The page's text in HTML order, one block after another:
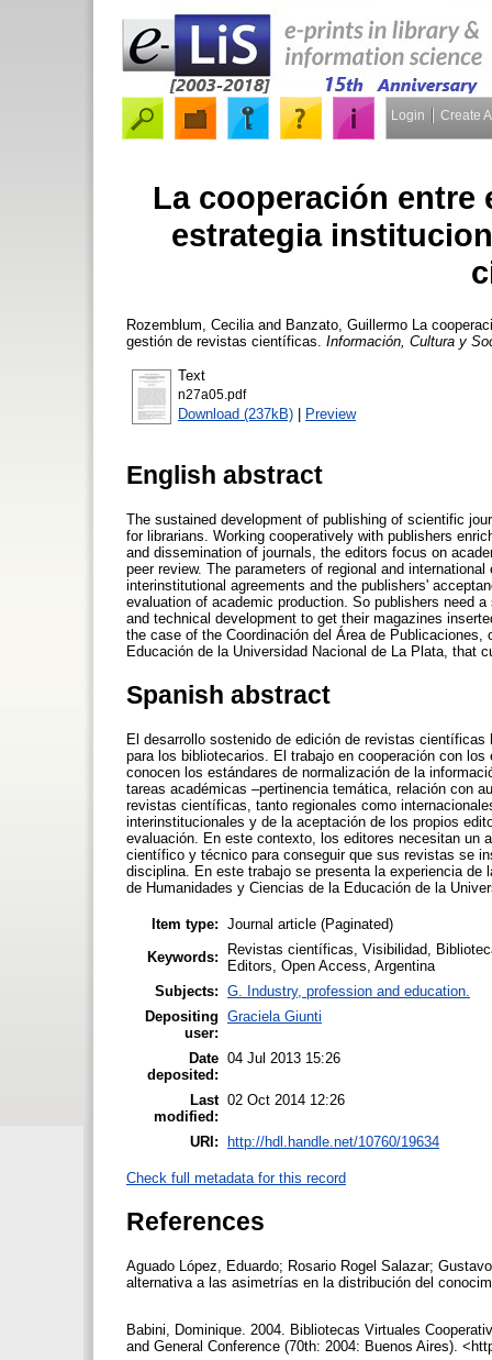
Login Create
La cooperación
estrategia
Rozemblum, Cecilia and Banzato, Guillermo La
gestión de revistas científicas. Información, Cultura y
Text
n27a05.pdf
Download (237kB) | Preview
English abstract
The sustained development of publishing of scientific
for librarians. Working cooperatively with publishers
and dissemination of journals, the editors focus on
peer review. The parameters of regional and
interinstitutional agreements and the publishers'
evaluation of academic production. So publishers need
and technical development to get their magazines
the case of the Coordinación del Área de
Educación de la Universidad Nacional de La Plata, that
Spanish abstract
El desarrollo sostenido de edición de revistas
para los bibliotecarios. El trabajo en cooperación con
conocen los estándares de normalización de la
tareas académicas –pertinencia temática, relación con
revistas científicas, tanto regionales como
interinstitucionales y de la aceptación de los propios
evaluación. En este contexto, los editores necesitan un
científico y técnico para conseguir que sus revistas se
disciplina. En este trabajo se presenta la experiencia
de Humanidades y Ciencias de la Educación de la
Item type: Journal article (Paginated)
Keywords:
Revistas científicas, Visibilidad,
Editors, Open Access, Argentina
Subjects: G. Industry, profession and education.
Depositing
user:
Graciela Giunti
Date
deposited:
04 Jul 2013 15:26
Last
modified:
02 Oct 2014 12:26
URI: http://hdl.handle.net/10760/19634
Check full metadata for this record
References
Aguado López, Eduardo; Rosario Rogel Salazar;
alternativa a las asimetrías en la distribución del
Babini, Dominique. 2004. Bibliotecas Virtuales
and General Conference (70th: 2004: Buenos Aires).